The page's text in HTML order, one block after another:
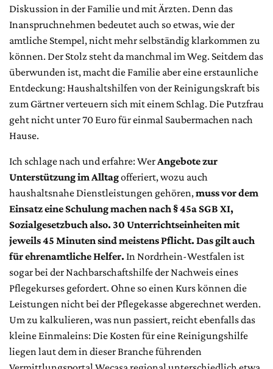
Diskussion in der Familie und mit Ärzten. Denn das
Inanspruchnehmen bedeutet auch so etwas, wie der
amtliche Stempel, nicht mehr selbständig klarkommen zu
können. Der Stolz steht da manchmal im Weg. Seitdem das
überwunden ist, macht die Familie aber eine erstaunliche
Entdeckung: Haushaltshilfen von der Reinigungskraft bis
zum Gärtner verteuern sich mit einem Schlag. Die Putzfrau
geht nicht unter 70 Euro für einmal Saubermachen nach
Hause.
Ich schlage nach und erfahre: Wer Angebote zur
Unterstützung im Alltagofferiert, wozu auch
haushaltsnahe Dienstleistungen gehören, muss vor dem
Einsatz eine Schulung machen nach § 45a SGB XI,
Sozialgesetzbuch also. 30 Unterrichtseinheiten mit
jeweils 45 Minuten sind meistens Pflicht. Das gilt auch
für ehrenamtliche Helfer. In Nordrhein-Westfalen ist
sogar bei der Nachbarschaftshilfe der Nachweis eines
Pflegekurses gefordert. Ohne so einen Kurs können die
Leistungen nicht bei der Pflegekasse abgerechnet werden.
Um zu kalkulieren, was nun passiert, reicht ebenfalls das
kleine Einmaleins: Die Kosten für eine Reinigungshilfe
liegen laut dem in dieser Branche führenden